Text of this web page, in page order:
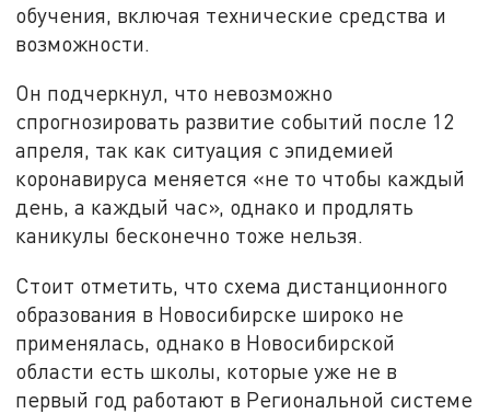
обучения, включая технические средства и
возможности.
Он подчеркнул, что невозможно
спрогнозировать развитие событий после 12
апреля, так как ситуация с эпидемией
коронавируса меняется «не то чтобы каждый
день, а каждый час», однако и продлять
каникулы бесконечно тоже нельзя.
Стоит отметить, что схема дистанционного
образования в Новосибирске широко не
применялась, однако в Новосибирской
области есть школы, которые уже не в
первый год работают в Региональной системе